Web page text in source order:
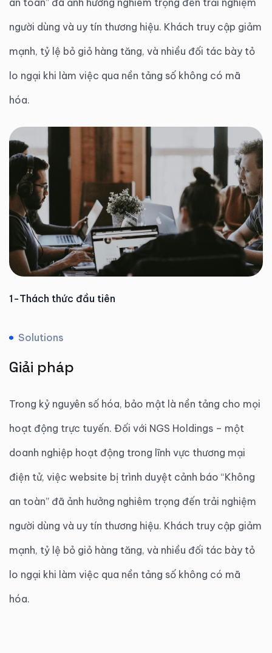
an toàn” đã ảnh hưởng nghiêm trọng đến trải nghiệm
người dùng và uy tín thương hiệu. Khách truy cập giảm
mạnh, tỷ lệ bỏ giỏ hàng tăng, và nhiều đối tác bày tỏ
lo ngại khi làm việc qua nền tảng số không có mã
hóa.
1-Thách thức đầu tiên
Solutions
Giải pháp
Trong kỷ nguyên số hóa, bảo mật là nền tảng cho mọi
hoạt động trực tuyến. Đối với NGS Holdings – một
doanh nghiệp hoạt động trong lĩnh vực thương mại
điện tử, việc website bị trình duyệt cảnh báo “Không
an toàn” đã ảnh hưởng nghiêm trọng đến trải nghiệm
người dùng và uy tín thương hiệu. Khách truy cập giảm
mạnh, tỷ lệ bỏ giỏ hàng tăng, và nhiều đối tác bày tỏ
lo ngại khi làm việc qua nền tảng số không có mã
hóa.